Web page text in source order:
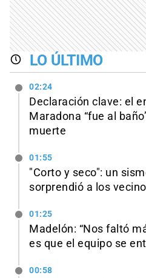
LO ÚLTIMO
02:24
Declaración clave: el
Maradona “fue al
muerte
01:55
"Corto y seco": un
sorprendió a los
01:25
Madelón: “Nos faltó
es que el equipo se
00:58